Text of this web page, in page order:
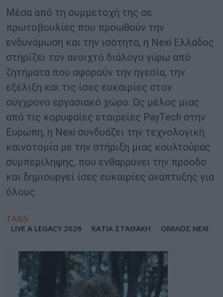
Μέσα από τη συμμετοχή της σε
πρωτοβουλίες που προωθούν την
ενδυνάμωση και την ισότητα, η Nexi Ελλάδος
στηρίζει τον ανοιχτό διάλογο γύρω από
ζητήματα που αφορούν την ηγεσία, την
εξέλιξη και τις ίσες ευκαιρίες στον
σύγχρονο εργασιακό χώρο. Ως μέλος μιας
από τις κορυφαίες εταιρείες PayTech στην
Ευρώπη, η Nexi συνδυάζει την τεχνολογική
καινοτομία με την στήριξη μιας κουλτούρας
συμπερίληψης, που ενθαρρύνει την πρόοδο
και δημιουργεί ίσες ευκαιρίες ανάπτυξης για
όλους.
TAGS:
LIVE A LEGACY 2026 ΚΑΤΙΑ ΣΤΑΘΑΚΗ ΟΜΙΛΟΣ NEXI